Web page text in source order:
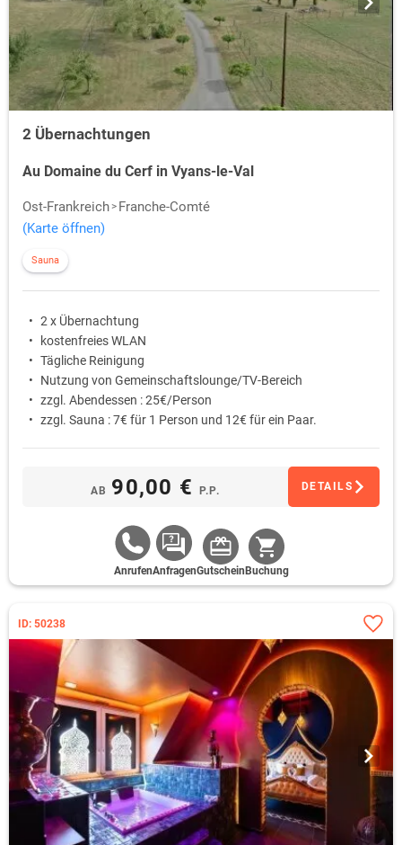
2 Übernachtungen
Au Domaine du Cerf in Vyans-le-Val
Ost-Frankreich
Franche-Comté
(Karte öffnen)
Sauna
2 x Übernachtung
kostenfreies WLAN
Tägliche Reinigung
Nutzung von Gemeinschaftslounge/TV-Bereich
zzgl. Abendessen : 25€/Person
zzgl. Sauna : 7€ für 1 Person und 12€ für ein Paar.
AB 90,00 € P.P. DETAILS
AnrufenAnfragenGutschein Buchung
ID: 50238